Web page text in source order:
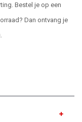
Bestel je op een
Dan ontvang je